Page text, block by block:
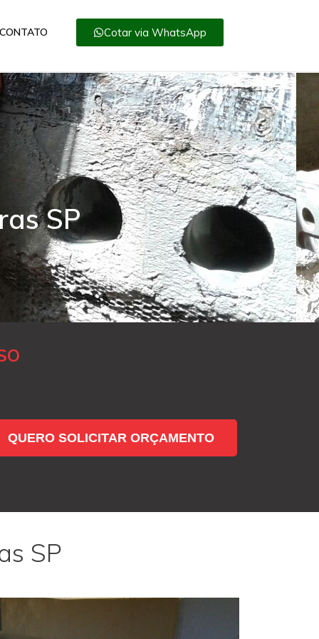
CONTATO Cotar via WhatsApp
SP
QUERO SOLICITAR ORÇAMENTO
SP